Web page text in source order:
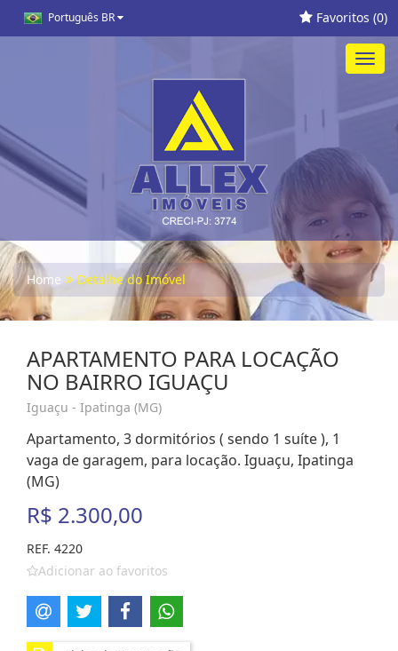
Português BR Favoritos (0)
Home Detalhe do Imóvel
APARTAMENTO PARA LOCAÇÃO
NO BAIRRO IGUAÇU
Iguaçu - Ipatinga (MG)
Apartamento, 3 dormitórios ( sendo 1 suíte ), 1
vaga de garagem, para locação. Iguaçu, Ipatinga
(MG)
R$ 2.300,00
REF. 4220
Adicionar ao favoritos